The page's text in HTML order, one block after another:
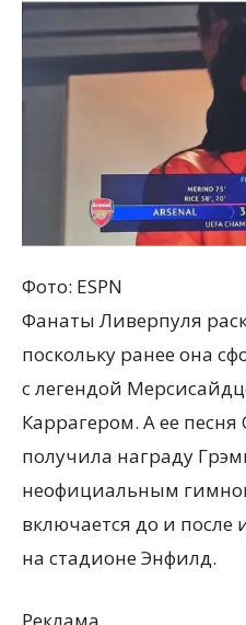
Фото: ESPN
Фанаты Ливерпуля
поскольку ранее она
с легендой
Каррагером. А ее песня
получила награду
неофициальным
включается до и после
на стадионе Энфилд.
Реклама